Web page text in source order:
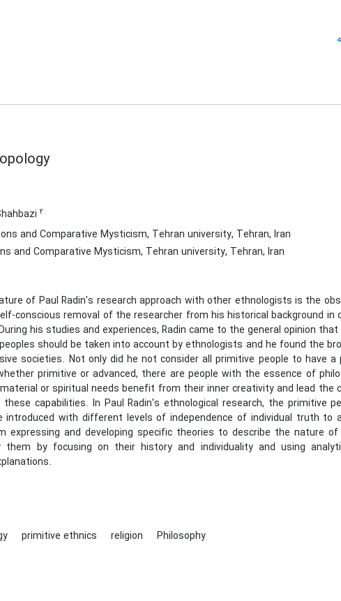
2
and Comparative Mysticism, Tehran university, Tehran, Iran
and Comparative Mysticism, Tehran university, Tehran, Iran
of Paul Radin's research approach with other ethnologists is the
conscious removal of the researcher from his historical background
his studies and experiences, Radin came to the general opinion
should be taken into account by ethnologists and he found the
societies. Not only did he not consider all primitive people to have
primitive or advanced, there are people with the essence of
or spiritual needs benefit from their inner creativity and lead the
capabilities. In Paul Radin's ethnological research, the primitive
introduced with different levels of independence of individual truth to
expressing and developing specific theories to describe the nature
by focusing on their history and individuality and using
primitive ethnics religion Philosophy